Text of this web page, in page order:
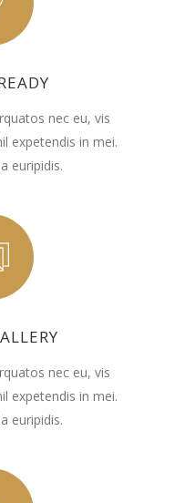
nec eu, vis
expetendis in mei.
euripidis.
nec eu, vis
expetendis in mei.
euripidis.